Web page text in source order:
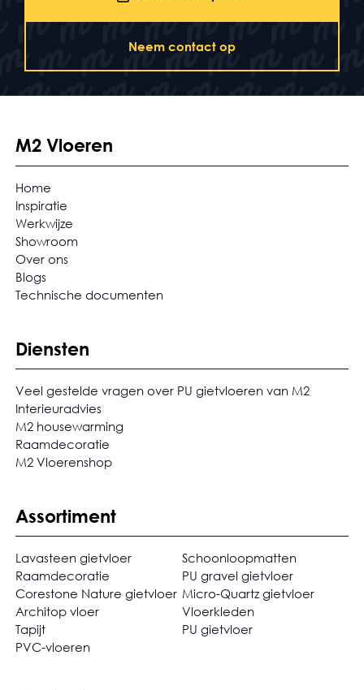
Neem contact op
M2 Vloeren
Home
Inspiratie
Werkwijze
Showroom
Over ons
Blogs
Technische documenten
Diensten
Veel gestelde vragen over PU gietvloeren van M2
Interieuradvies
M2 housewarming
Raamdecoratie
M2 Vloerenshop
Assortiment
Lavasteen gietvloer
Schoonloopmatten
Raamdecoratie
PU gravel gietvloer
Corestone Nature gietvloer Micro-Quartz gietvloer
Architop vloer
Vloerkleden
Tapijt
PU gietvloer
PVC-vloeren